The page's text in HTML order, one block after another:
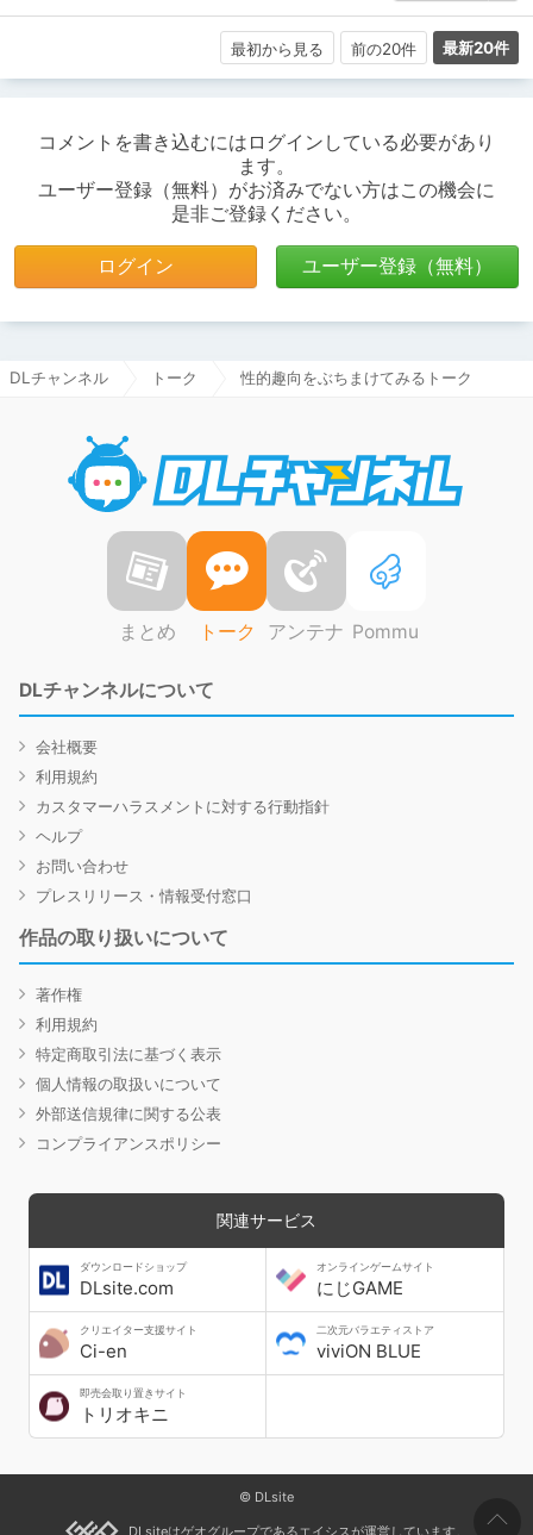
最初から見る 前の20件 最新20件
コメントを書き込むにはログインしている必要があり
ます。
ユーザー登録（無料）がお済みでない方はこの機会に
是非ご登録ください。
ログイン ユーザー登録（無料）
DLチャンネル トーク 性的趣向をぶちまけてみるトーク
まとめ トーク アンテナ Pommu
DLチャンネルについて
会社概要
利用規約
カスタマーハラスメントに対する行動指針
ヘルプ
お問い合わせ
プレスリリース・情報受付窓口
作品の取り扱いについて
著作権
利用規約
特定商取引法に基づく表示
個人情報の取扱いについて
外部送信規律に関する公表
コンプライアンスポリシー
関連サービス
ダウンロードショップ
DLsite.com
オンラインゲームサイト
にじGAME
クリエイター支援サイト
Ci-en
二次元バラエティストア
viviON BLUE
即売会取り置きサイト
トリオキニ
© DLsite
DLsiteはゲオグループであるエイシスが運営しています。